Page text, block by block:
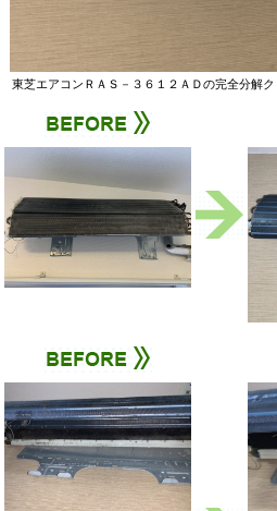
東芝エアコンＲＡＳ－３６１２ＡＤの完全分解ク